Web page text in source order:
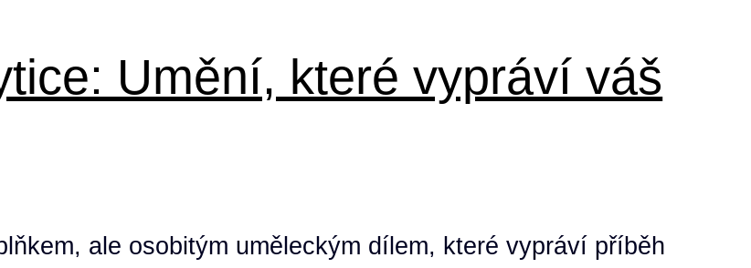
Umění, které vypráví váš
ale osobitým uměleckým dílem, které vypráví příběh